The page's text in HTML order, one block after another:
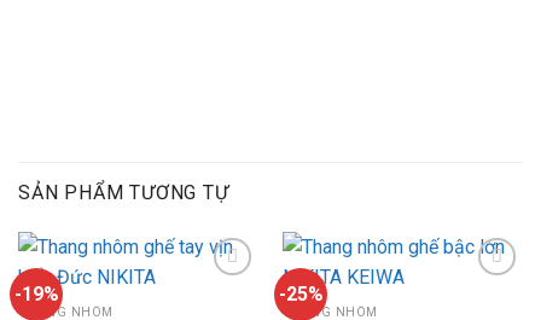
SẢN PHẨM TƯƠNG TỰ
-19%
THANG NHÔM
-25%
THANG NHÔM